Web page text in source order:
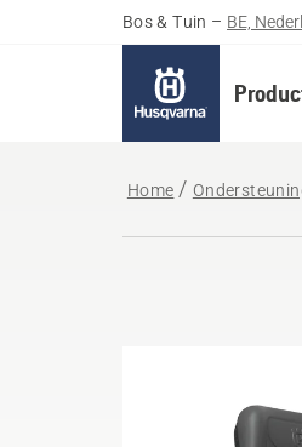
Bos & Tuin – BE,
Home